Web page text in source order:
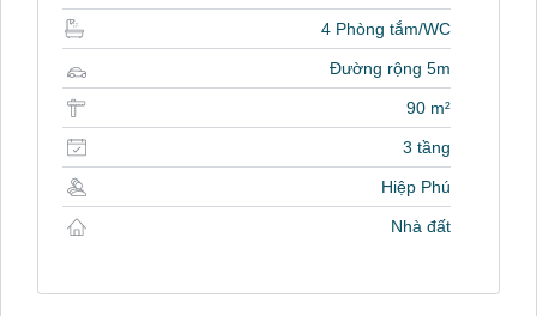
4 Phòng tắm/WC
Đường rộng 5m
90 m²
3 tầng
Hiệp Phú
Nhà đất